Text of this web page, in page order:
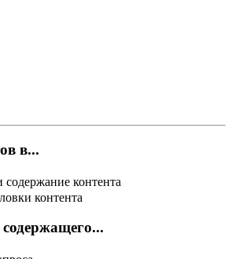
в...
содержание контента
контента